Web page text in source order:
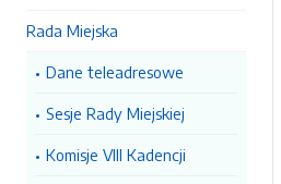
Rada Miejska
Dane teleadresowe
Sesje Rady Miejskiej
Komisje VIII Kadencji